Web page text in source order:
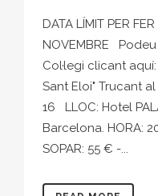
DATA LÍMIT PER
NOVEMBRE
Col·legi clicant
Sant Eloi" Trucant
16 LLOC: Hotel
Barcelona. HORA:
SOPAR: 55 € -...